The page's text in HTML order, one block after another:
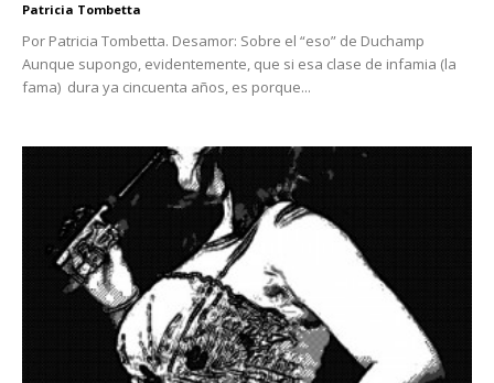
Patricia Tombetta
Por Patricia Tombetta. Desamor: Sobre el “eso” de Duchamp
Aunque supongo, evidentemente, que si esa clase de infamia (la
fama) dura ya cincuenta años, es porque...